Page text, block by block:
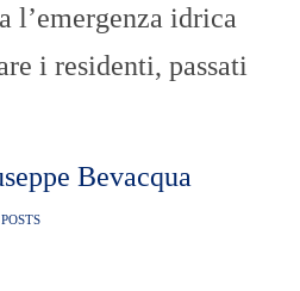
l’emergenza idrica
i residenti, passati
Bevacqua
POSTS